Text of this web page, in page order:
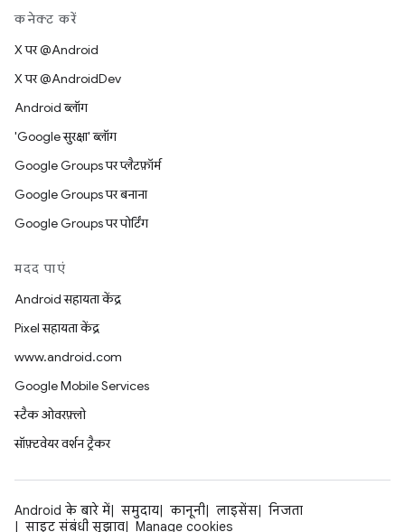
कनेक्ट करें
X पर @Android
X पर @AndroidDev
Android ब्लॉग
'Google सुरक्षा' ब्लॉग
Google Groups पर प्लैटफ़ॉर्म
Google Groups पर बनाना
Google Groups पर पोर्टिंग
मदद पाएं
Android सहायता केंद्र
Pixel सहायता केंद्र
www.android.com
Google Mobile Services
स्टैक ओवरफ़्लो
सॉफ़्टवेयर वर्शन ट्रैकर
Android के बारे में समुदाय कानूनी लाइसेंस
निजता
साइट संबंधी सुझाव
Manage cookies